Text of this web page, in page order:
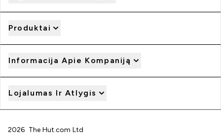
Produktai
Informacija Apie Kompaniją
Lojalumas Ir Atlygis
2026 The Hut.com Ltd